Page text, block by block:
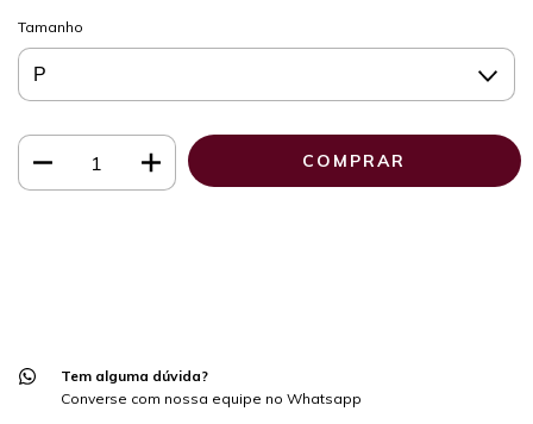
Tamanho
Tem alguma dúvida?
Converse com nossa equipe no Whatsapp